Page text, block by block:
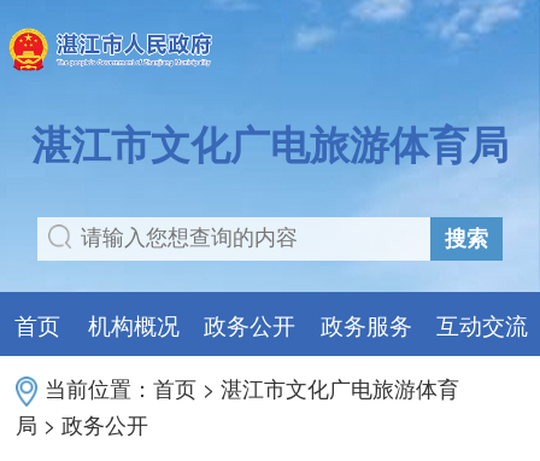
湛江市文化广电旅游体育局
搜索
首页 机构概况 政务公开 政务服务 互动交流
当前位置：首页 >湛江市文化广电旅游体育
局 >政务公开